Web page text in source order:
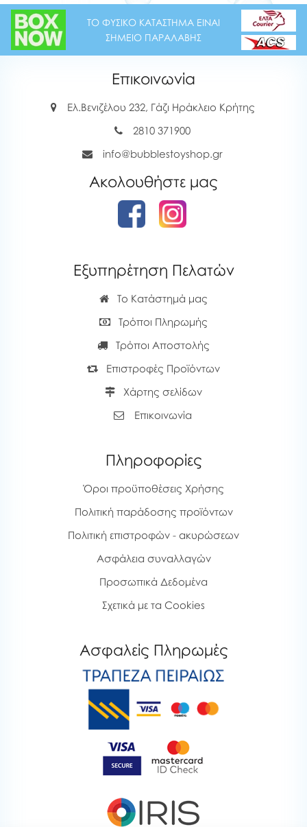
ΤΟ ΦΥΣΙΚΟ ΚΑΤΑΣΤΗΜΑ ΕΙΝΑΙ
ΣΗΜΕΙΟ ΠΑΡΑΛΑΒΗΣ
Επικοινωνία
Ελ.Βενιζέλου 232, Γάζι Ηράκλειο Κρήτης
2810 371900
info@bubblestoyshop.gr
Ακολουθήστε μας
Εξυπηρέτηση Πελατών
Το Κατάστημά μας
Τρόποι Πληρωμής
Τρόποι Αποστολής
Επιστροφές Προϊόντων
Χάρτης σελίδων
Επικοινωνία
Πληροφορίες
Όροι προϋποθέσεις Χρήσης
Πολιτική παράδοσης προϊόντων
Πολιτική επιστροφών - ακυρώσεων
Ασφάλεια συναλλαγών
Προσωπικά Δεδομένα
Σχετικά με τα Cookies
Ασφαλείς Πληρωμές